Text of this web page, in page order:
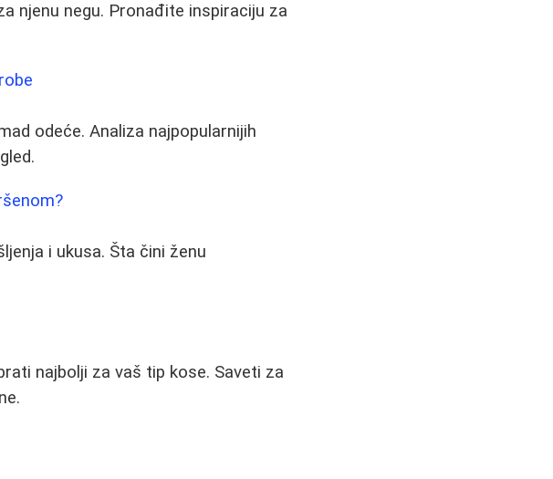
njenu negu. Pronađite inspiraciju za
odeće. Analiza najpopularnijih
i ukusa. Šta čini ženu
najbolji za vaš tip kose. Saveti za